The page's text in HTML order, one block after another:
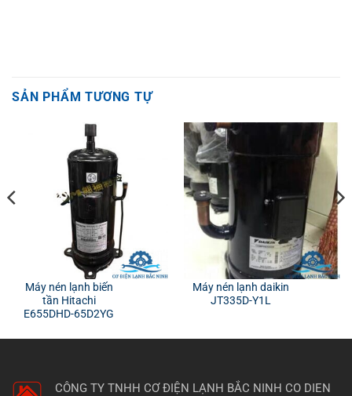
SẢN PHẨM TƯƠNG TỰ
Máy nén lạnh biến
tần Hitachi
E655DHD-65D2YG
Máy nén lạnh daikin
JT335D-Y1L
CÔNG TY TNHH CƠ ĐIỆN LẠNH BẮC NINH CO DIEN